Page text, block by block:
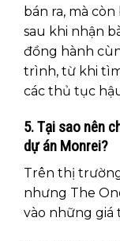
bán ra, mà
sau khi nhận
đồng hành
trình, từ khi
các thủ tục
5. Tại sao nên
dự án Monrei?
Trên thị
nhưng The
vào những giá